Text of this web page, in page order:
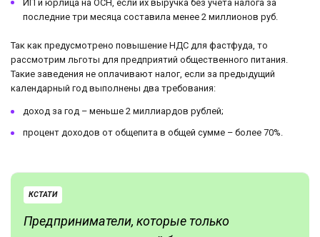
ИП и юрлица на ОСН, если их выручка без учета налога за
последние три месяца составила менее 2 миллионов руб.
Так как предусмотрено повышение НДС для фастфуда, то
рассмотрим льготы для предприятий общественного питания.
Такие заведения не оплачивают налог, если за предыдущий
календарный год выполнены два требования:
доход за год – меньше 2 миллиардов рублей;
процент доходов от общепита в общей сумме – более 70%.
КСТАТИ
Предприниматели, которые только